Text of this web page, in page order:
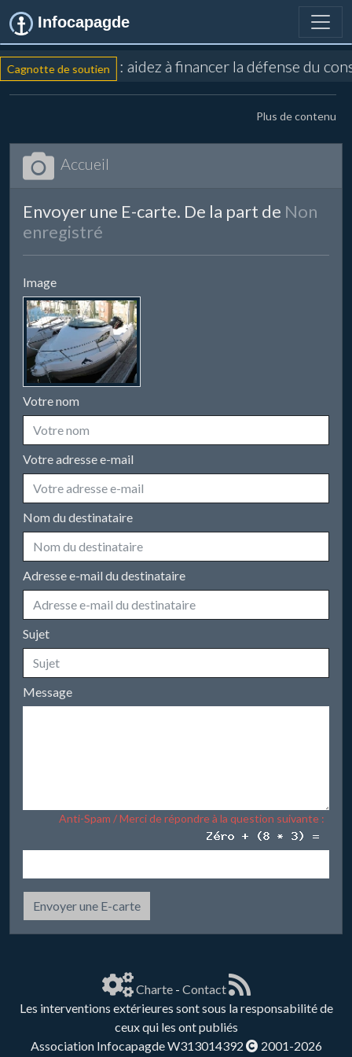
Infocapagde
Cagnotte de soutien : aidez à financer la défense du
Plus de contenu
Accueil
Envoyer une E-carte. De la part de Non
enregistré
Image
Votre nom
Votre adresse e-mail
Nom du destinataire
Adresse e-mail du destinataire
Sujet
Message
Anti-Spam / Merci de répondre à la question suivante :
Envoyer une E-carte
Charte- Contact
Les interventions extérieures sont sous la responsabilité de
ceux qui les ont publiés
Association Infocapagde W313014392
2001-2026